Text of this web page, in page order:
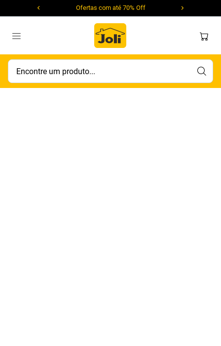
Ofertas com até 70% Off
Encontre um produto...